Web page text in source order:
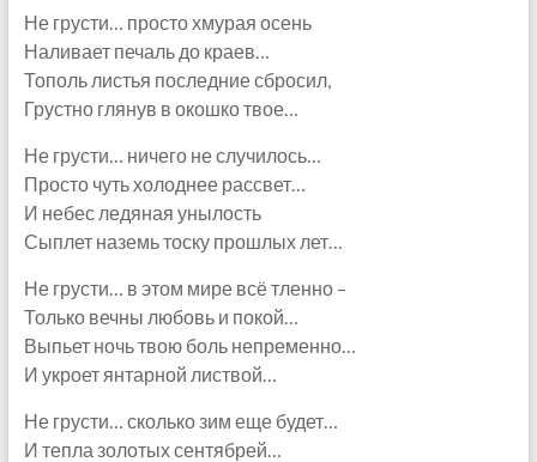
Не грусти… просто хмурая осень
Наливает печаль до краев…
Тополь листья последние сбросил,
Грустно глянув в окошко твое…
Не грусти… ничего не случилось…
Просто чуть холоднее рассвет…
И небес ледяная унылость
Сыплет наземь тоску прошлых лет…
Не грусти… в этом мире всё тленно –
Только вечны любовь и покой…
Выпьет ночь твою боль непременно…
И укроет янтарной листвой…
Не грусти… сколько зим еще будет…
И тепла золотых сентябрей…